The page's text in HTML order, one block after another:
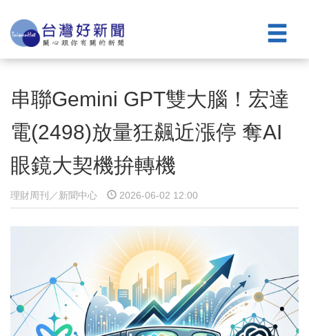
串聯Gemini GPT雙大腦！宏達
電(2498)放量狂飆近漲停 奪AI
眼鏡大契機拚轉機
理財周刊／新聞中心 2026-06-02 12:00